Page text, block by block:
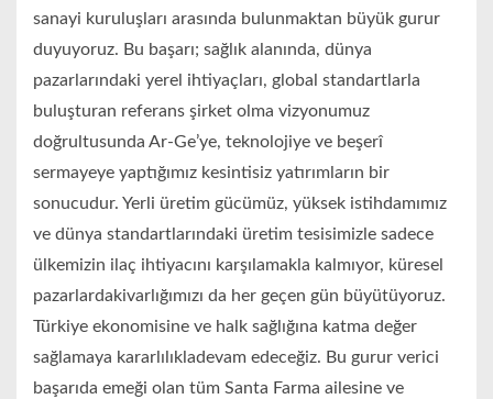
sanayi kuruluşları arasında bulunmaktan büyük gurur
duyuyoruz. Bu başarı; sağlık alanında, dünya
pazarlarındaki yerel ihtiyaçları, global standartlarla
buluşturan referans şirket olma vizyonumuz
doğrultusunda Ar-Ge’ye, teknolojiye ve beşerî
sermayeye yaptığımız kesintisiz yatırımların bir
sonucudur. Yerli üretim gücümüz, yüksek istihdamımız
ve dünya standartlarındaki üretim tesisimizle sadece
ülkemizin ilaç ihtiyacını karşılamakla kalmıyor, küresel
pazarlardakivarlığımızı da her geçen gün büyütüyoruz.
Türkiye ekonomisine ve halk sağlığına katma değer
sağlamaya kararlılıkladevam edeceğiz. Bu gurur verici
başarıda emeği olan tüm Santa Farma ailesine ve